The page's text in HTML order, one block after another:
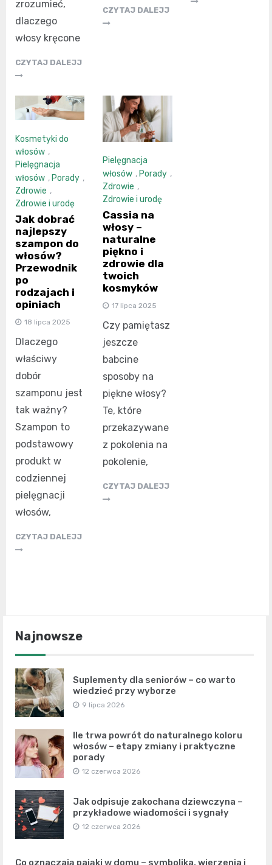
zrozumieć,
dlaczego
włosy kręcone
CZYTAJ DALEJJ
CZYTAJ DALEJJ
Kosmetyki do
włosów ,
Pielęgnacja
włosów , Porady ,
Zdrowie ,
Zdrowie i urodę
Jak dobrać
najlepszy
szampon do
włosów?
Przewodnik
po
rodzajach i
opiniach
18 lipca 2025
Dlaczego
właściwy
dobór
szamponu jest
tak ważny?
Szampon to
podstawowy
produkt w
codziennej
pielęgnacji
włosów,
CZYTAJ DALEJJ
Pielęgnacja
włosów , Porady ,
Zdrowie ,
Zdrowie i urodę
Cassia na
włosy –
naturalne
piękno i
zdrowie dla
twoich
kosmyków
17 lipca 2025
Czy pamiętasz
jeszcze
babcine
sposoby na
piękne włosy?
Te, które
przekazywane
z pokolenia na
pokolenie,
CZYTAJ DALEJJ
Najnowsze
Suplementy dla seniorów – co warto
wiedzieć przy wyborze
9 lipca 2026
Ile trwa powrót do naturalnego koloru
włosów – etapy zmiany i praktyczne
porady
12 czerwca 2026
Jak odpisuje zakochana dziewczyna –
przykładowe wiadomości i sygnały
12 czerwca 2026
Co oznaczają pająki w domu – symbolika, wierzenia i